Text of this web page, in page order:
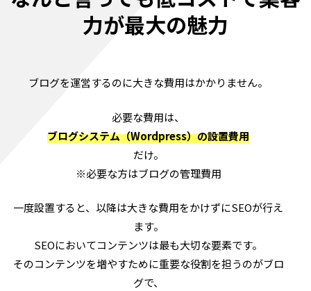
力が最大の魅力
ブログを運営するのに大きな費用はかかりません。
必要な費用は、
ブログシステム（Wordpress）の設置費用
だけ。
※必要な方はブログの管理費用
一度設置すると、以降は大きな費用をかけずにSEOが行え
ます。
SEOにおいてコンテンツは最も大切な要素です。
そのコンテンツを増やすために重要な役割を担うのがブロ
グで、